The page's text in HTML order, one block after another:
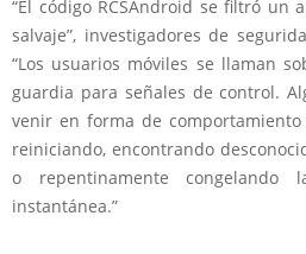
“El código RCSAndroid se filtró un
salvaje”, investigadores de
“Los usuarios móviles se llaman
guardia para señales de control.
venir en forma de
reiniciando, encontrando
o repentinamente congelando
instantánea.”